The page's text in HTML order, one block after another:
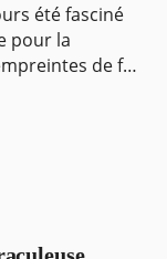
été fasciné
pour la
de foi